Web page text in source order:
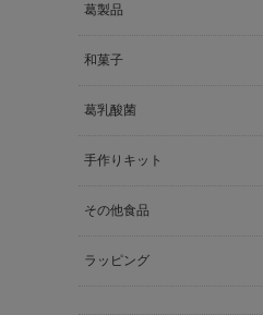
葛製品
和菓子
葛乳酸菌
手作りキット
その他食品
ラッピング